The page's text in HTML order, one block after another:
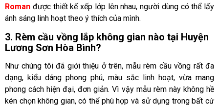
Roman được thiết kế xếp lớp lên nhau, người dùng có thể lấy
ánh sáng linh hoạt theo ý thích của mình.
3. Rèm cầu vồng lắp không gian nào tại Huyện
Lương Sơn Hòa Bình?
Như chúng tôi đã giới thiệu ở trên, mẫu rèm cầu vồng rất đa
dạng, kiểu dáng phong phú, màu sắc linh hoạt, vừa mang
phong cách hiện đại, đơn giản. Vì vậy mẫu rèm này không hề
kén chọn không gian, có thể phù hợp và sử dụng trong bất cứ